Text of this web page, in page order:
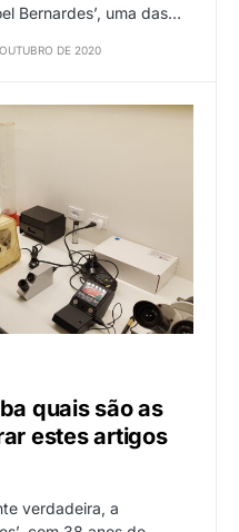
Bernardes’, uma das…
DE 2020
quais são as
estes artigos
verdadeira, a